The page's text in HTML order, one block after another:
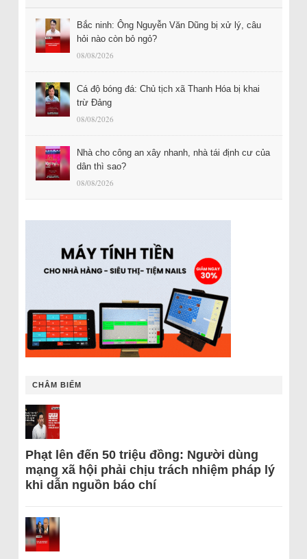
Bắc ninh: Ông Nguyễn Văn Dũng bị xử lý, câu
hỏi nào còn bỏ ngỏ?
08/08/2026
Cá độ bóng đá: Chủ tịch xã Thanh Hóa bị khai
trừ Đảng
08/08/2026
Nhà cho công an xây nhanh, nhà tái định cư của
dân thì sao?
08/08/2026
CHÂM BIẾM
Phạt lên đến 50 triệu đồng: Người dùng
mạng xã hội phải chịu trách nhiệm pháp lý
khi dẫn nguồn báo chí